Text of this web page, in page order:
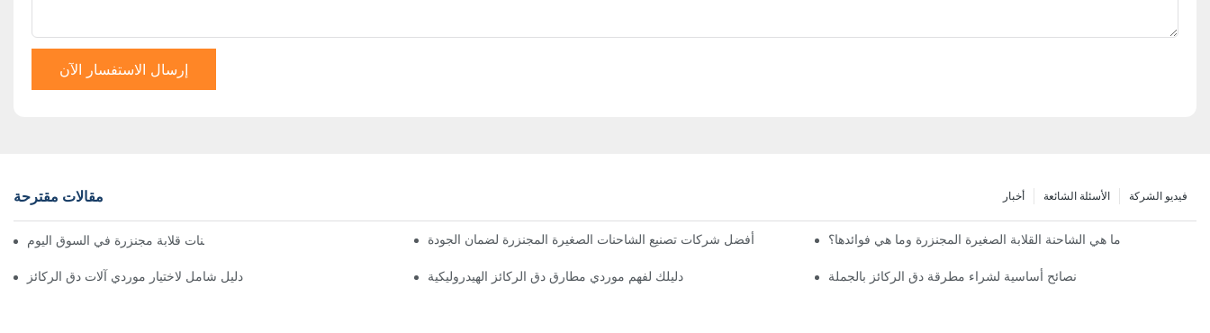
إرسال الاستفسار الآن
مقالات مقترحة فيديو الشركة الأسئلة الشائعة أخبار
أفضل شاحنات قلابة مجنزرة في السوق اليوم أفضل شركات تصنيع الشاحنات الصغيرة المجنزرة لضمان الجودة ما هي الشاحنة القلابة الصغيرة المجنزرة وما هي فوائدها؟
دليل شامل لاختيار موردي آلات دق الركائز دليلك لفهم موردي مطارق دق الركائز الهيدروليكية نصائح أساسية لشراء مطرقة دق الركائز بالجملة